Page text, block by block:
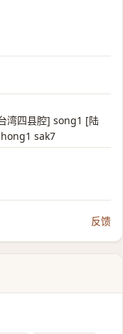
湾四县腔] song1 [陆
sak7
反馈